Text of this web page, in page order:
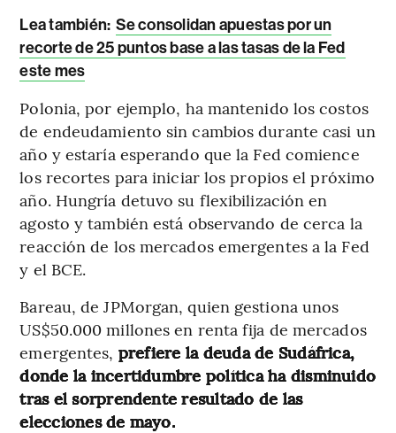
Lea también: Se consolidan apuestas por un
recorte de 25 puntos base a las tasas de la Fed
este mes
Polonia, por ejemplo, ha mantenido los costos
de endeudamiento sin cambios durante casi un
año y estaría esperando que la Fed comience
los recortes para iniciar los propios el próximo
año. Hungría detuvo su flexibilización en
agosto y también está observando de cerca la
reacción de los mercados emergentes a la Fed
y el BCE.
Bareau, de JPMorgan, quien gestiona unos
US$50.000 millones en renta fija de mercados
emergentes, prefiere la deuda de Sudáfrica,
donde la incertidumbre política ha disminuido
tras el sorprendente resultado de las
elecciones de mayo.